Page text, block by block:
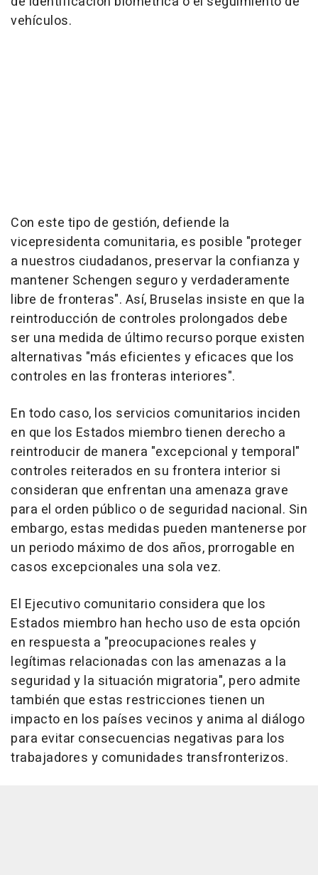
vehículos.
Con este tipo de gestión, defiende la
vicepresidenta comunitaria, es posible "proteger
a nuestros ciudadanos, preservar la confianza y
mantener Schengen seguro y verdaderamente
libre de fronteras". Así, Bruselas insiste en que la
reintroducción de controles prolongados debe
ser una medida de último recurso porque existen
alternativas "más eficientes y eficaces que los
controles en las fronteras interiores".
En todo caso, los servicios comunitarios inciden
en que los Estados miembro tienen derecho a
reintroducir de manera "excepcional y temporal"
controles reiterados en su frontera interior si
consideran que enfrentan una amenaza grave
para el orden público o de seguridad nacional. Sin
embargo, estas medidas pueden mantenerse por
un periodo máximo de dos años, prorrogable en
casos excepcionales una sola vez.
El Ejecutivo comunitario considera que los
Estados miembro han hecho uso de esta opción
en respuesta a "preocupaciones reales y
legítimas relacionadas con las amenazas a la
seguridad y la situación migratoria", pero admite
también que estas restricciones tienen un
impacto en los países vecinos y anima al diálogo
para evitar consecuencias negativas para los
trabajadores y comunidades transfronterizos.